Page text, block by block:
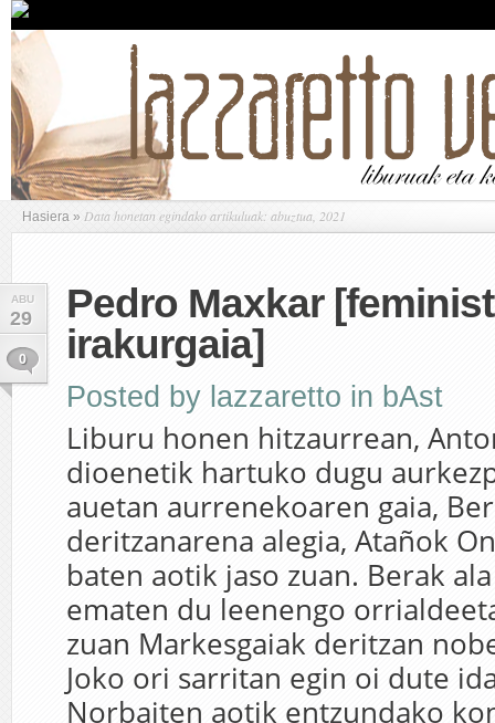
Hasiera » Data honetan egindako artikuluak: abuztua, 2021
ABU
29
0
Pedro Maxkar
irakurgaia]
Posted by lazzaretto in bAst
Liburu honen hitzaurrean,
dioenetik hartuko dugu
auetan aurrenekoaren gaia,
deritzanarena alegia, Atañok
baten aotik jaso zuan. Berak
ematen du leenengo
zuan Markesgaiak deritzan
Joko ori sarritan egin oi dute
Norbaiten aotik entzundako